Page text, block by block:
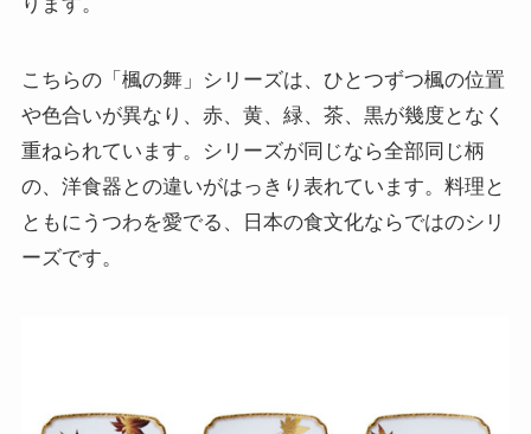
ります。
こちらの「楓の舞」シリーズは、ひとつずつ楓の位置
や色合いが異なり、赤、黄、緑、茶、黒が幾度となく
重ねられています。シリーズが同じなら全部同じ柄
の、洋食器との違いがはっきり表れています。料理と
ともにうつわを愛でる、日本の食文化ならではのシリ
ーズです。